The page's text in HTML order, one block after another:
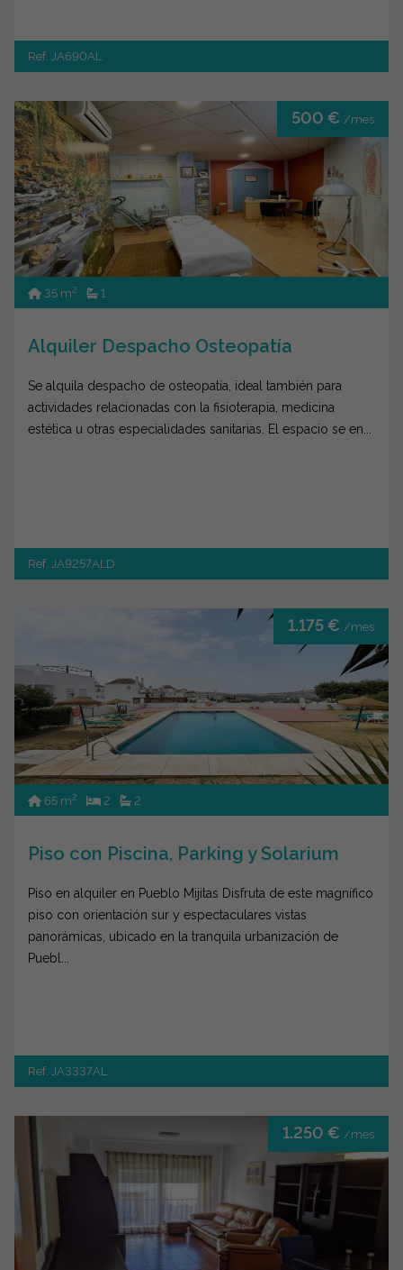
Ref. JA690AL
500 € /mes
35 m2 1
Alquiler Despacho Osteopatía
Se alquila despacho de osteopatía, ideal también para
actividades relacionadas con la fisioterapia, medicina
estética u otras especialidades sanitarias. El espacio se en...
Ref. JA9257ALD
1.175 € /mes
65 m2 2 2
Piso con Piscina, Parking y Solarium
Piso en alquiler en Pueblo Mijitas Disfruta de este magnífico
piso con orientación sur y espectaculares vistas
panorámicas, ubicado en la tranquila urbanización de
Puebl...
Ref. JA3337AL
1.250 € /mes